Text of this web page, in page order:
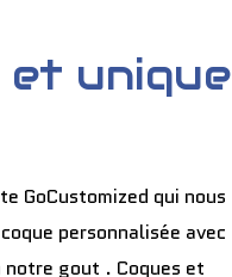
et unique
GoCustomized qui nous
personnalisée avec
gout . Coques et